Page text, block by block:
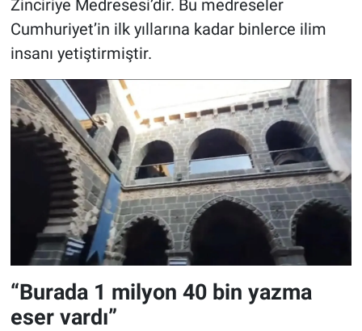
Zinciriye Medresesi’dir. Bu medreseler
Cumhuriyet’in ilk yıllarına kadar binlerce ilim
insanı yetiştirmiştir.
“Burada 1 milyon 40 bin yazma
eser vardı”